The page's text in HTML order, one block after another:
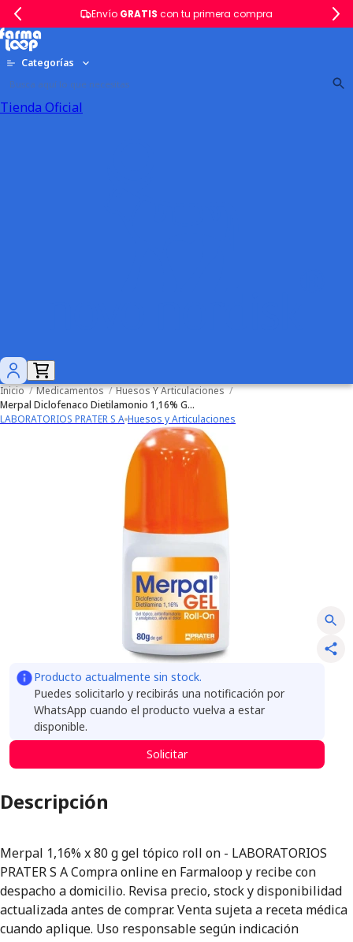
Envío GRATIS con tu primera compra
Categorías
Tienda Oficial
Inicio / Medicamentos / Huesos Y Articulaciones /
Merpal Diclofenaco Dietilamonio 1,16% Gel Tópico 80 gr (Roll On)
LABORATORIOS PRATER S A Huesos y Articulaciones
Producto actualmente sin stock.
Puedes solicitarlo y recibirás una notificación por
WhatsApp cuando el producto vuelva a estar
disponible.
Solicitar
Descripción
Merpal 1,16% x 80 g gel tópico roll on - LABORATORIOS
PRATER S A Compra online en Farmaloop y recibe con
despacho a domicilio. Revisa precio, stock y disponibilidad
actualizada antes de comprar. Venta sujeta a receta médica
cuando aplique. Uso responsable según indicación